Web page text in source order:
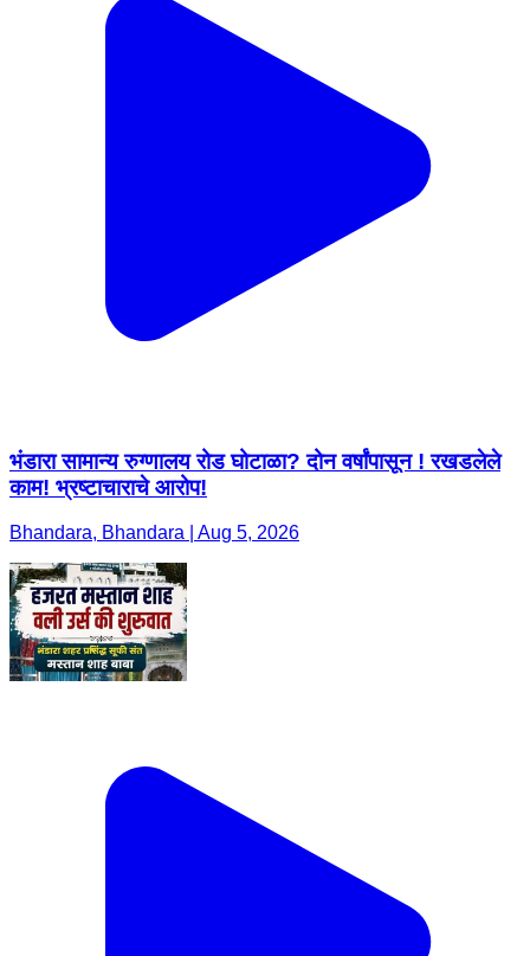
भंडारा सामान्य रुग्णालय रोड घोटाळा? दोन वर्षांपासून ! रखडलेले
काम! भ्रष्टाचाराचे आरोप!
Bhandara, Bhandara | Aug 5, 2026